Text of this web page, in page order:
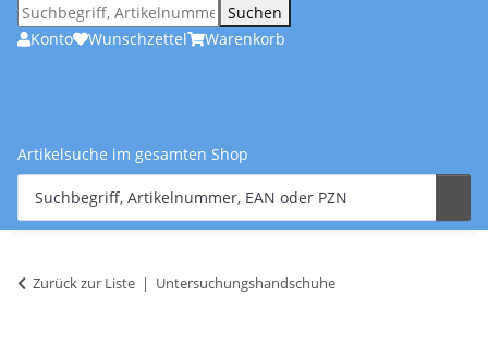
Suchen
Konto
Wunschzettel Warenkorb
Artikelsuche im gesamten Shop
Zurück zur Liste Untersuchungshandschuhe